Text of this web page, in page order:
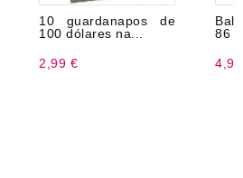
10 guardanapos de
100 dólares na...
2,99 €
86